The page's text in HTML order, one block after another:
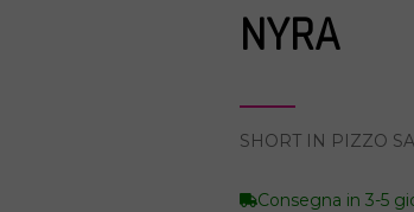
NYRA
SHORT IN PIZZO
Consegna in 3-5